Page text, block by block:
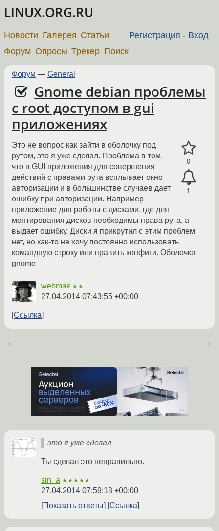
LINUX.ORG.RU
Регистрация - Вход
Новости Галерея Статьи
Форум Опросы Трекер Поиск
Форум — General
Gnome debian проблемы
с root доступом в gui
приложениях
0
1
Это не вопрос как зайти в оболочку под
рутом, это я уже сделал. Проблема в том,
что в GUI приложения для совершения
действий с правами рута всплывает окно
авторизации и в большинстве случаев дает
ошибку при авторизации. Например
приложение для работы с дисками, где для
монтирования дисков необходимы права рута, а
выдает ошибку. Диски я прикрутил с этим проблем
нет, но как-то не хочу постоянно использовать
командную строку или править конфиги. Оболочка
gnome
webmak ★★
27.04.2014 07:43:55 +00:00
Ссылка
← →
это я уже сделал
Ты сделал это неправильно.
sin_a ★★★★★
27.04.2014 07:59:18 +00:00
Показать ответы
Ссылка